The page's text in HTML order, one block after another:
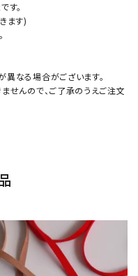
す。
ます)
なる場合がございます。
せんので、ご了承のうえご注文